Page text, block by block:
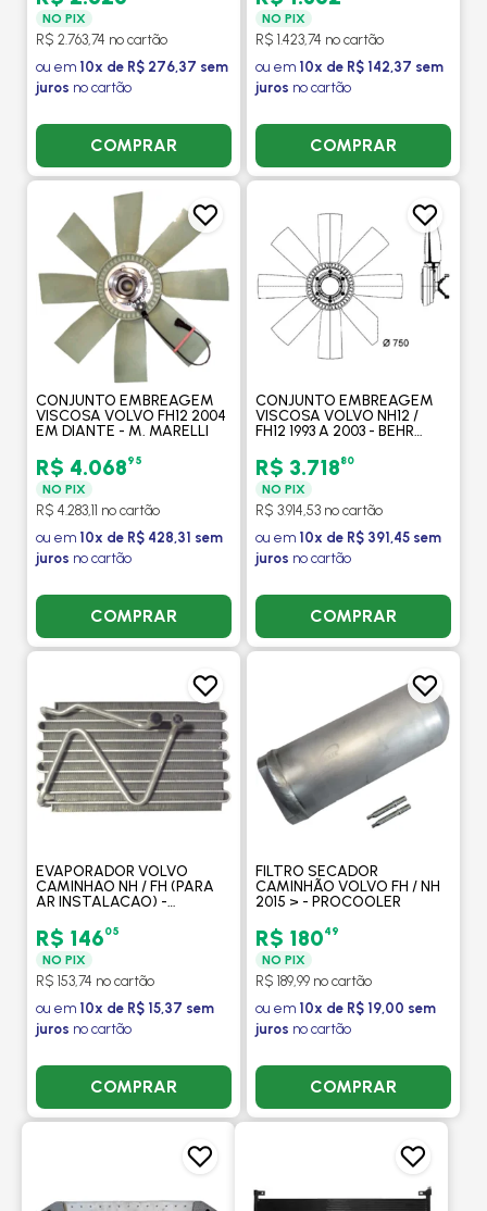
NO PIX
R$ 2.763,74 no cartão
ou em 10x de R$ 276,37 sem
juros no cartão
COMPRAR
NO PIX
R$ 1.423,74 no cartão
ou em 10x de R$ 142,37 sem
juros no cartão
COMPRAR
CONJUNTO EMBREAGEM
VISCOSA VOLVO FH12 2004
EM DIANTE - M. MARELLI
R$ 4.06895
NO PIX
R$ 4.283,11 no cartão
ou em 10x de R$ 428,31 sem
juros no cartão
COMPRAR
CONJUNTO EMBREAGEM
VISCOSA VOLVO NH12 /
FH12 1993 A 2003 - BEHR
R$ 3.71880
NO PIX
R$ 3.914,53 no cartão
ou em 10x de R$ 391,45 sem
juros no cartão
COMPRAR
EVAPORADOR VOLVO
CAMINHAO NH / FH (PARA
AR INSTALACAO) -
R$ 14605
NO PIX
R$ 153,74 no cartão
ou em 10x de R$ 15,37 sem
juros no cartão
COMPRAR
FILTRO SECADOR
CAMINHÃO VOLVO FH / NH
2015 > - PROCOOLER
R$ 18049
NO PIX
R$ 189,99 no cartão
ou em 10x de R$ 19,00 sem
juros no cartão
COMPRAR